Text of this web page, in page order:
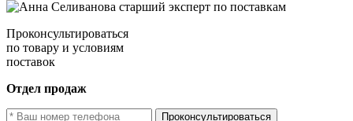
Проконсультироваться
по товару и условиям
поставок
Отдел продаж
Проконсультироваться